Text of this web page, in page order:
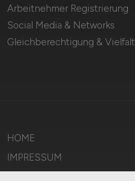
Arbeitnehmer Registrierung
Social Media & Networks
Gleichberechtigung & Vielfalt
HOME
IMPRESSUM